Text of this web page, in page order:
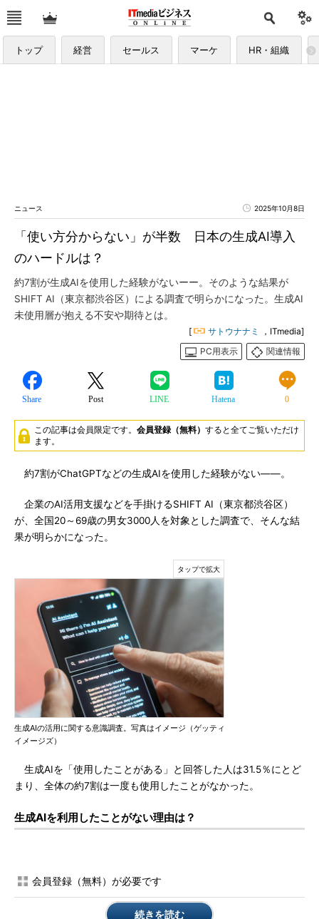
トップ 経営 セールス マーケ HR・組織
ニュース 2025年10月8日
「使い方分からない」が半数 日本の生成AI導入
のハードルは？
約7割が生成AIを使用した経験がないーー。そのような結果が
SHIFT AI（東京都渋谷区）による調査で明らかになった。生成AI
未使用層が抱える不安や期待とは。
[ サトウナナミ
，ITmedia]
PC用表示
関連情報
Share Post LINE Hatena 0
この記事は会員限定です。 会員登録（無料） すると全てご覧いただけ
ます。
約7割がChatGPTなどの生成AIを使用した経験がない――。
企業のAI活用支援などを手掛けるSHIFT AI（東京都渋谷区）
が、全国20～69歳の男女3000人を対象とした調査で、そんな結
果が明らかになった。
生成AIの活用に関する意識調査。写真はイメージ（ゲッティ
イメージズ）
生成AIを「使用したことがある」と回答した人は31.5％にとど
まり、全体の約7割は一度も使用したことがなかった。
生成AIを利用したことがない理由は？
会員登録（無料）が必要です
続きを読む